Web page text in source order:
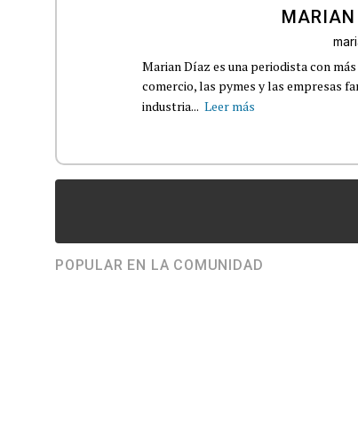
Marian Díaz es una periodista con
comercio, las pymes y las empresas
industria... Leer más
POPULAR EN LA COMUNIDAD